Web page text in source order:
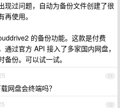
现过问题，自动为备份文件创建了很
使用。
的备份功能。这款是付费
过官方 API 接入了多家国内网盘，
份。可以试一试。
11
网盘会终端吗？
12